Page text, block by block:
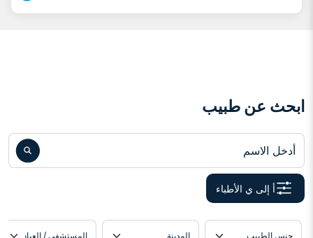
ابحث عن طبيب
أدخل الاسم
أ إلى ي الأطباء